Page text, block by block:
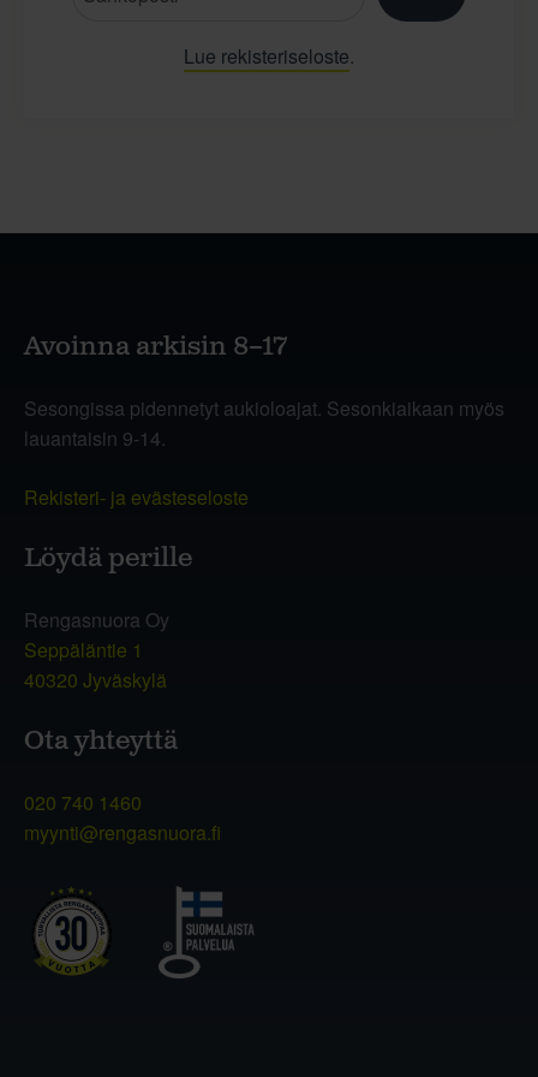
Lue rekisteriseloste.
Avoinna arkisin 8–17
Sesongissa pidennetyt aukioloajat. Sesonkiaikaan myös
lauantaisin 9-14.
Rekisteri- ja evästeseloste
Löydä perille
Rengasnuora Oy
Seppäläntie 1
40320 Jyväskylä
Ota yhteyttä
020 740 1460
myynti@rengasnuora.fi